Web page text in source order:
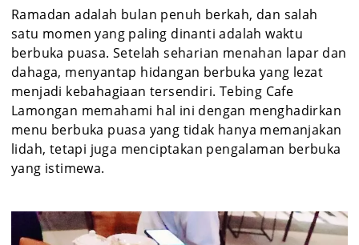
Ramadan adalah bulan penuh berkah, dan salah
satu momen yang paling dinanti adalah waktu
berbuka puasa. Setelah seharian menahan lapar dan
dahaga, menyantap hidangan berbuka yang lezat
menjadi kebahagiaan tersendiri. Tebing Cafe
Lamongan memahami hal ini dengan menghadirkan
menu berbuka puasa yang tidak hanya memanjakan
lidah, tetapi juga menciptakan pengalaman berbuka
yang istimewa.